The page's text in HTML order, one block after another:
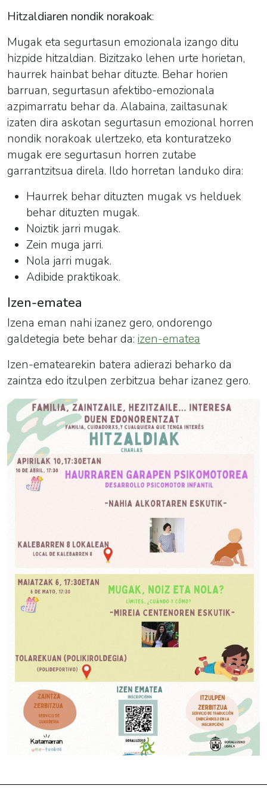
Hitzaldiaren nondik norakoak:
Mugak eta segurtasun emozionala izango ditu
hizpide hitzaldian. Bizitzako lehen urte horietan,
haurrek hainbat behar dituzte. Behar horien
barruan, segurtasun afektibo-emozionala
azpimarratu behar da. Alabaina, zailtasunak
izaten dira askotan segurtasun emozional horren
nondik norakoak ulertzeko, eta konturatzeko
mugak ere segurtasun horren zutabe
garrantzitsua direla. Ildo horretan landuko dira:
Haurrek behar dituzten mugak vs helduek
behar dituzten mugak.
Noiztik jarri mugak.
Zein muga jarri.
Nola jarri mugak.
Adibide praktikoak.
Izen-ematea
Izena eman nahi izanez gero, ondorengo
galdetegia bete behar da: izen-ematea
Izen-ematearekin batera adierazi beharko da
zaintza edo itzulpen zerbitzua behar izanez gero.